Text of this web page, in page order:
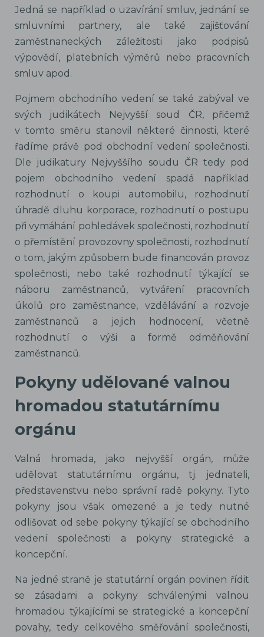
Jedná se například o uzavírání smluv, jednání se
smluvními partnery, ale také zajišťování
zaměstnaneckých záležitosti jako podpisů
výpovědí, platebních výměrů nebo pracovních
smluv apod.
Pojmem obchodního vedení se také zabýval ve
svých judikátech Nejvyšší soud ČR, přičemž
v tomto směru stanovil některé činnosti, které
řadíme právě pod obchodní vedení společnosti.
Dle judikatury Nejvyššího soudu ČR tedy pod
pojem obchodního vedení spadá například
rozhodnutí o koupi automobilu, rozhodnutí
úhradě dluhu korporace, rozhodnutí o postupu
při vymáhání pohledávek společnosti, rozhodnutí
o přemístění provozovny společnosti, rozhodnutí
o tom, jakým způsobem bude financován provoz
společnosti, nebo také rozhodnutí týkající se
náboru zaměstnanců, vytváření pracovních
úkolů pro zaměstnance, vzdělávání a rozvoje
zaměstnanců a jejich hodnocení, včetně
rozhodnutí o výši a formě odměňování
zaměstnanců.
Pokyny udělované valnou
hromadou statutárnímu
orgánu
Valná hromada, jako nejvyšší orgán, může
udělovat statutárnímu orgánu, tj. jednateli,
představenstvu nebo správní radě pokyny. Tyto
pokyny jsou však omezené a je tedy nutné
odlišovat od sebe pokyny týkající se obchodního
vedení společnosti a pokyny strategické a
koncepční.
Na jedné straně je statutární orgán povinen řídit
se zásadami a pokyny schválenými valnou
hromadou týkajícími se strategické a koncepční
povahy, tedy celkového směřování společnosti,